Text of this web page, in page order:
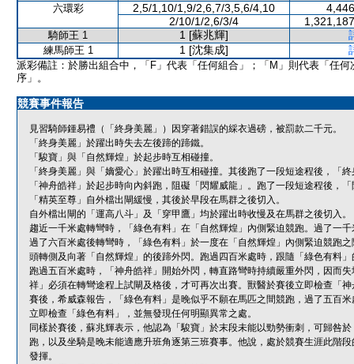
六環彩 2,5/1,10/1,9/2,6,7/3,5,6/4,10
2/10/1/2,6/3/4
騎師王 1 1 [蘇兆輝]
練馬師王 1 1 [沈集成]
派彩備註：於勝出組合中，「F」代表「任何組合」；「M」則代表「任何
序」。
競賽事件報告
見習騎師鍾易禮（「終身美麗」）因穿著錯誤的綵衣過磅，被罰款二千元。
「終身美麗」於躍出時失去左後蹄的蹄鐵。
「駿寶」與「自然輝煌」於起步時互相碰撞。
「終身美麗」與「嫡愛心」於躍出時互相碰撞。其後跑了一段短途程後，「
「神舟皓祥」於起步時向內斜跑，阻礙「閃耀威龍」。跑了一段短途程後，
「精英至尊」自外檔出閘緩慢，其後於早段在馬群之後切入。
自外檔出閘的「運高八斗」及「穿甲鷹」均於躍出時收慢及在馬群之後切入。
趨近一千米處轉彎時，「綠色有料」在「自然輝煌」內側緊迫競跑。過了一
過了六百米處後轉彎時，「綠色有料」於一度在「自然輝煌」內側緊迫競跑
頭轉側及向著「自然輝煌」的後蹄外閃。跑過四百米處時，跟隨「綠色有料
跑過五百米處時，「神舟皓祥」開始外閃，轉直路彎時持續嚴重外閃，因而
祥」必須在轉彎途程上試閘及格後，才可再次出賽。獸醫於賽後立即檢查「
賽後，希威森報告，「綠色有料」是晚似乎不願在馬匹之間競跑，過了五百
立即檢查「綠色有料」，並無發現任何明顯異常之處。
同樣於賽後，蘇兆輝表示，他認為「駿寶」於末段未能以勁勢衝刺，可歸咎
跑，以及坐騎是晚未能適應升班角逐第三班賽事。他說，處於競賽生涯此階
發揮。